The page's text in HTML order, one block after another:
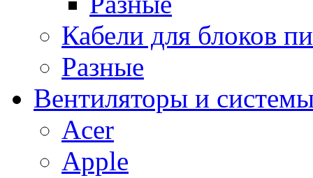
Кабели для блоков
Разные
Вентиляторы и
Acer
Apple